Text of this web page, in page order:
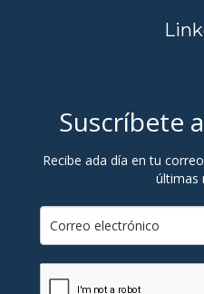
Suscríbete
Recibe ada día en tu
últimas